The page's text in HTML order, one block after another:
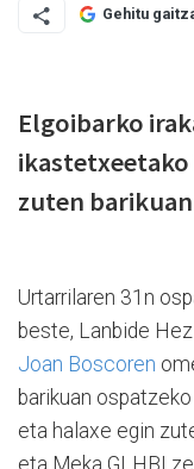
Gehitu
Elgoibarko
zuten
Urtarrilaren 31n
beste, Lanbide
Joan Boscoren
barikuan
eta halaxe egin
eta Meka GLHBI